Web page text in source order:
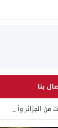
بنا
وأرقاما بـ”_